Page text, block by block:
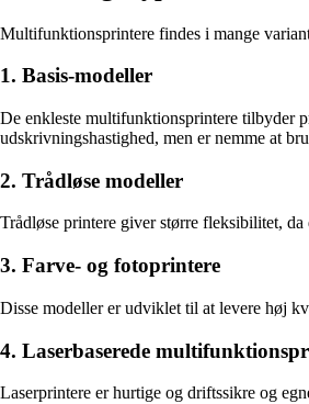
Multifunktionsprintere findes i mange
1. Basis-modeller
De enkleste multifunktionsprintere tilbyder
udskrivningshastighed, men er nemme at
2. Trådløse modeller
Trådløse printere giver større fleksibilitet,
3. Farve- og fotoprintere
Disse modeller er udviklet til at levere høj
4. Laserbaserede
Laserprintere er hurtige og driftssikre og